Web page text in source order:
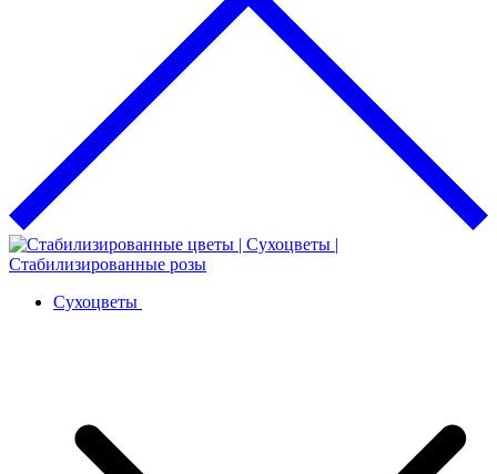
Сухоцветы